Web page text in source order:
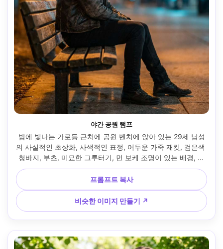
야간 공원 램프
밤에 빛나는 가로등 근처에 공원 벤치에 앉아 있는 29세 남성
의 사실적인 초상화, 사색적인 표정, 어두운 가죽 재킷, 검은색
청바지, 부츠, 미묘한 그루터기, 먼 보케 조명이 있는 배경, 시
원한 주변 채우기가 있는 따뜻한 램프라이트 키, 소니 A7IV,
85mm f/1.4, 얕은 피사계, 저조도의 초상화 프레임, 시네마틱
누아르 무드, 사실적인 피부 질감, 제어된 소음, 고해상도, 선명
한 초점, 청록색과 호박색 색상 등급 --ar 4:5
프롬프트 복사
비슷한 이미지 만들기 ↗